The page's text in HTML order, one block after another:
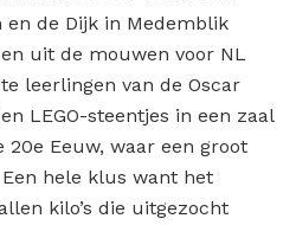
en de Dijk in Medemblik
uit de mouwen voor NL
leerlingen van de Oscar
LEGO-steentjes in een zaal
Eeuw, waar een groot
hele klus want het
kilo’s die uitgezocht